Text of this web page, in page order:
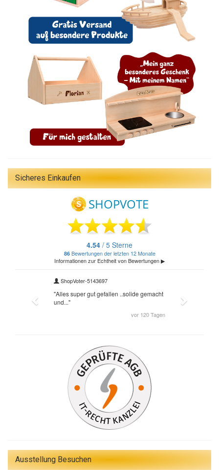
Sicheres Einkaufen
Ausstellung Besuchen